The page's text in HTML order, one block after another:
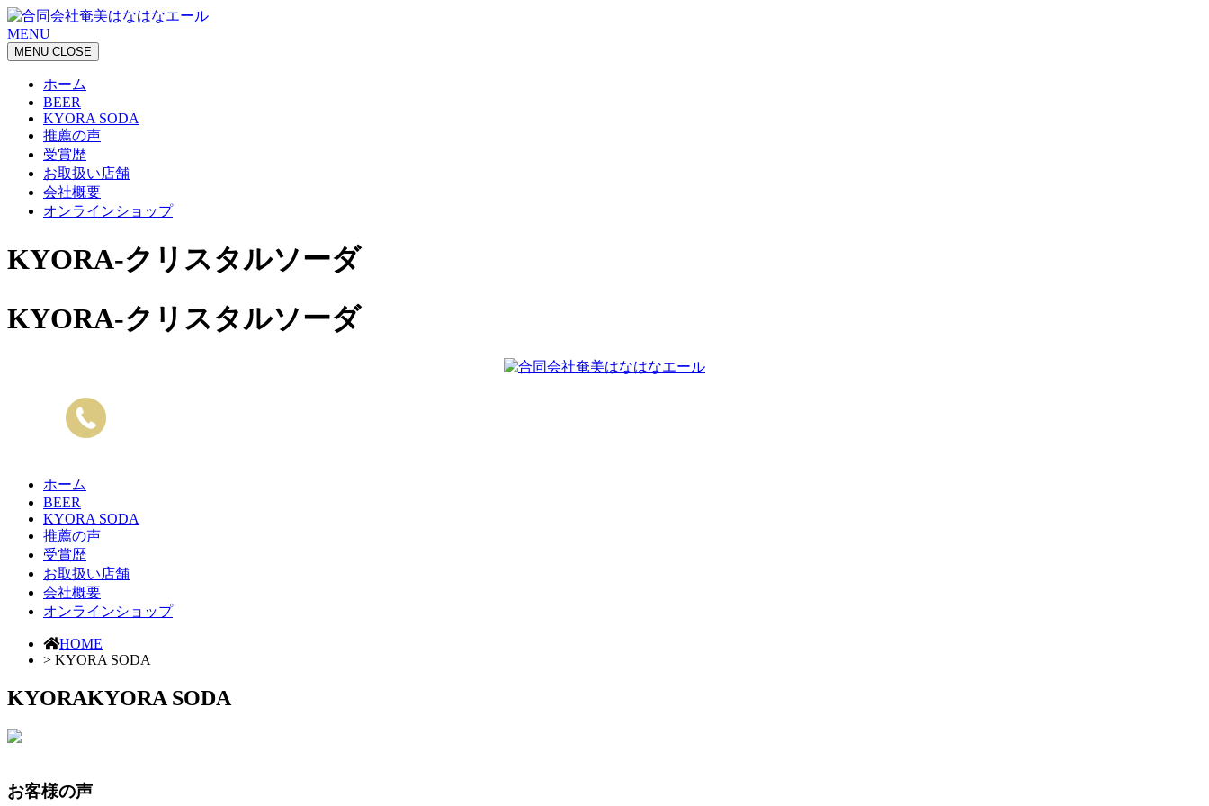
MENU
MENU CLOSE
ホーム
BEER
KYORA SODA
推薦の声
受賞歴
お取扱い店舗
会社概要
オンラインショップ
KYORA-クリスタルソーダ
KYORA-クリスタルソーダ
ホーム
BEER
KYORA SODA
推薦の声
受賞歴
お取扱い店舗
会社概要
オンラインショップ
HOME
> KYORA SODA
KYORAKYORA SODA
お客様の声